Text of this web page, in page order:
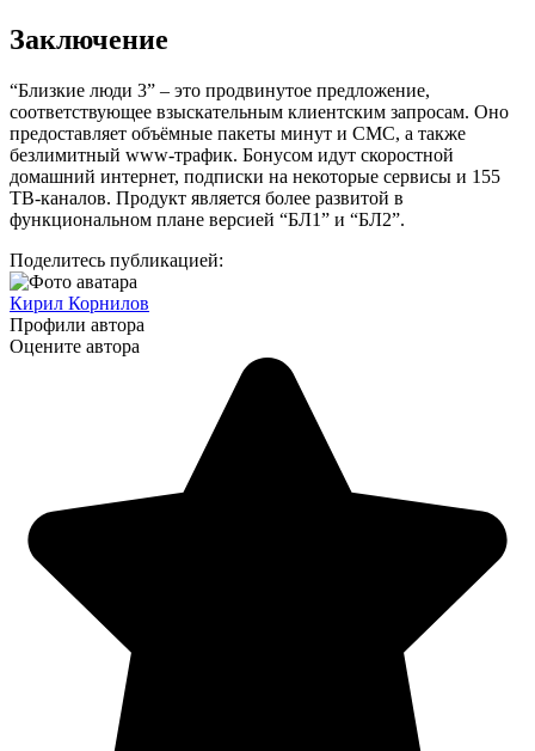
Заключение
“Близкие люди 3” – это продвинутое предложение,
соответствующее взыскательным клиентским запросам. Оно
предоставляет объёмные пакеты минут и СМС, а также
безлимитный www-трафик. Бонусом идут скоростной
домашний интернет, подписки на некоторые сервисы и 155
ТВ-каналов. Продукт является более развитой в
функциональном плане версией “БЛ1” и “БЛ2”.
Поделитесь публикацией:
Кирил Корнилов
Профили автора
Оцените автора